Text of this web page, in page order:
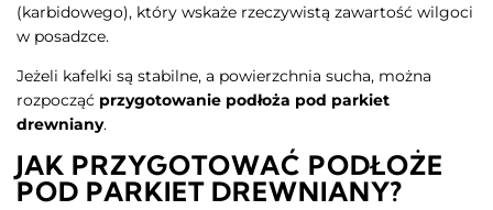
(karbidowego), który wskaże rzeczywistą zawartość wilgoci
w posadzce.
Jeżeli kafelki są stabilne, a powierzchnia sucha, można
rozpocząć przygotowanie podłoża pod parkiet
drewniany.
JAK PRZYGOTOWAĆ PODŁOŻE
POD PARKIET DREWNIANY?